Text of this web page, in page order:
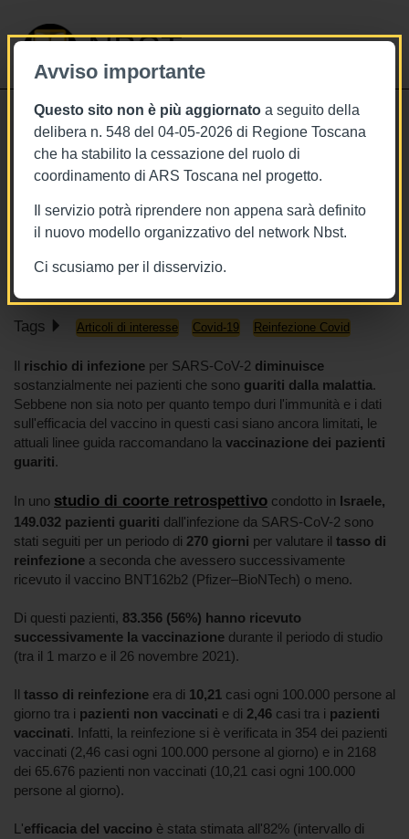
Avviso importante
Questo sito non è più aggiornato a seguito della
delibera n. 548 del 04-05-2026 di Regione Toscana
che ha stabilito la cessazione del ruolo di
coordinamento di ARS Toscana nel progetto.
Il servizio potrà riprendere non appena sarà definito
il nuovo modello organizzativo del network Nbst.
Ci scusiamo per il disservizio.
NBST
18/2/2022
Efficacia del vaccino Pfizer dopo
guarigione da Covid-19
www.nejm.org
Tags Articoli di interesse Covid-19 Reinfezione Covid
Il rischio di infezione per SARS-CoV-2 diminuisce
sostanzialmente nei pazienti che sono guariti dalla malattia.
Sebbene non sia noto per quanto tempo duri l'immunità e i dati
sull'efficacia del vaccino in questi casi siano ancora limitati, le
attuali linee guida raccomandano la vaccinazione dei pazienti
guariti.
In uno studio di coorte retrospettivo condotto in Israele,
149.032 pazienti guariti dall'infezione da SARS-CoV-2 sono
stati seguiti per un periodo di 270 giorni per valutare il tasso di
reinfezione a seconda che avessero successivamente
ricevuto il vaccino BNT162b2 (Pfizer–BioNTech) o meno.
Di questi pazienti, 83.356 (56%) hanno ricevuto
successivamente la vaccinazione durante il periodo di studio
(tra il 1 marzo e il 26 novembre 2021).
Il tasso di reinfezione era di 10,21 casi ogni 100.000 persone al
giorno tra i pazienti non vaccinati e di 2,46 casi tra i pazienti
vaccinati. Infatti, la reinfezione si è verificata in 354 dei pazienti
vaccinati (2,46 casi ogni 100.000 persone al giorno) e in 2168
dei 65.676 pazienti non vaccinati (10,21 casi ogni 100.000
persone al giorno).
L'efficacia del vaccino è stata stimata all'82% (intervallo di